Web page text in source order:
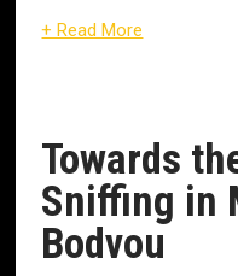
+ Read More
Towards
Sniffing in
Bodvou